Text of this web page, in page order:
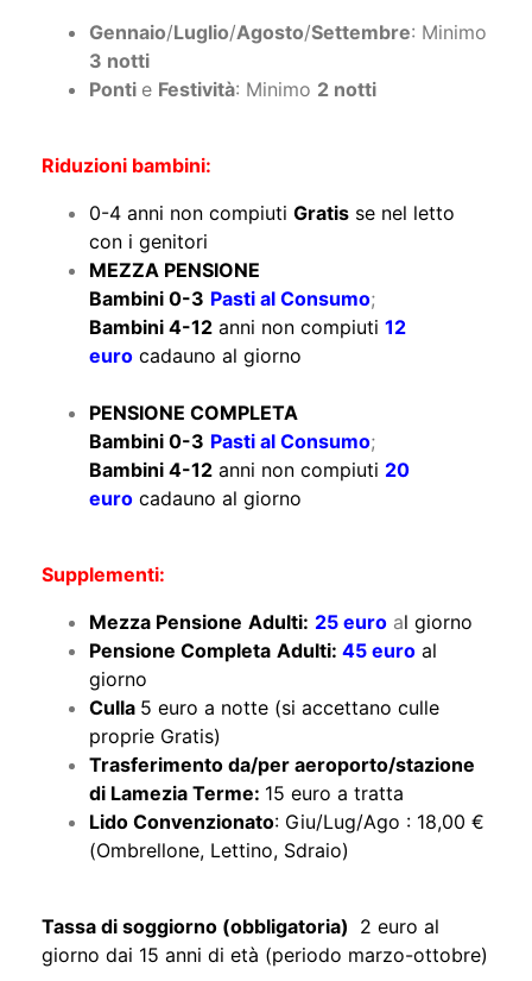
Gennaio/Luglio/Agosto/Settembre: Minimo
3 notti
Ponti e Festività: Minimo 2 notti
Riduzioni bambini:
0-4 anni non compiuti Gratis se nel letto
con i genitori
MEZZA PENSIONE
Bambini 0-3 Pasti al Consumo;
Bambini 4-12 anni non compiuti 12
euro cadauno al giorno
PENSIONE COMPLETA
Bambini 0-3 Pasti al Consumo;
Bambini 4-12 anni non compiuti 20
euro cadauno al giorno
Supplementi:
Mezza Pensione Adulti: 25 euro al giorno
Pensione Completa Adulti: 45 euro al
giorno
Culla 5 euro a notte (si accettano culle
proprie Gratis)
Trasferimento da/per aeroporto/stazione
di Lamezia Terme: 15 euro a tratta
Lido Convenzionato: Giu/Lug/Ago : 18,00 €
(Ombrellone, Lettino, Sdraio)
Tassa di soggiorno (obbligatoria) 2 euro al
giorno dai 15 anni di età (periodo marzo-ottobre)